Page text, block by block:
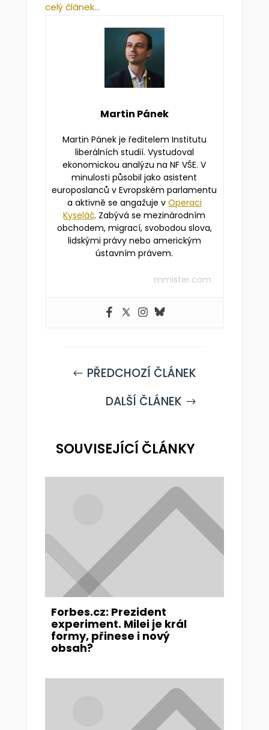
celý článek…
Martin Pánek
Martin Pánek je ředitelem Institutu
liberálních studií. Vystudoval
ekonomickou analýzu na NF VŠE. V
minulosti působil jako asistent
europoslanců v Evropském parlamentu
a aktivně se angažuje v Operaci
Kyseláč. Zabývá se mezinárodním
obchodem, migrací, svobodou slova,
lidskými právy nebo americkým
ústavním právem.
mmister.com
# PŘEDCHOZÍ ČLÁNEK
DALŠÍ ČLÁNEK $
SOUVISEJÍCÍ ČLÁNKY
Forbes.cz: Prezident
experiment. Milei je král
formy, přinese i nový
obsah?